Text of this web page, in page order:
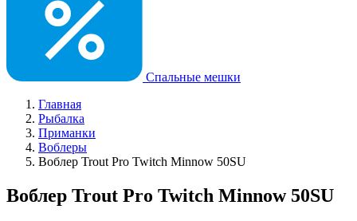
Спальные мешки
Главная
Рыбалка
Приманки
Воблеры
Воблер Trout Pro Twitch Minnow 50SU
Воблер Trout Pro Twitch Minnow 50SU